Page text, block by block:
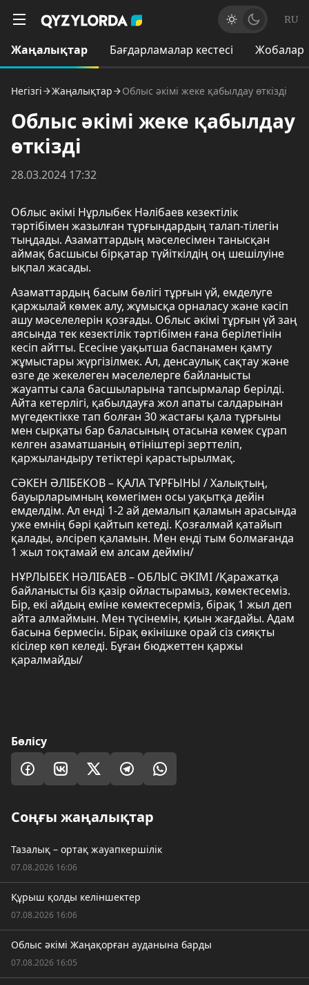
RU
Жаңалықтар Бағдарламалар кестесі Жобалар
Негізгі Жаңалықтар Облыс әкімі жеке қабылдау өткізді
Облыс әкімі жеке қабылдау
өткізді
28.03.2024 17:32
Облыс әкімі Нұрлыбек Нәлібаев кезектілік
тәртібімен жазылған тұрғындардың талап-тілегін
тыңдады. Азаматтардың мәселесімен танысқан
аймақ басшысы бірқатар түйіткілдің оң шешілуіне
ықпал жасады.
Азаматтардың басым бөлігі тұрғын үй, емделуге
қаржылай көмек алу, жұмысқа орналасу және кәсіп
ашу мәселелерін қозғады. Облыс әкімі тұрғын үй заң
аясында тек кезектілік тәртібімен ғана берілетінін
кесіп айтты. Есесіне уақытша баспанамен қамту
жұмыстары жүргізілмек. Ал, денсаулық сақтау және
өзге де жекелеген мәселелерге байланысты
жауапты сала басшыларына тапсырмалар берілді.
Айта кетерлігі, қабылдауға жол апаты салдарынан
мүгедектікке тап болған 30 жастағы қала тұрғыны
мен сырқаты бар баласының отасына көмек сұрап
келген азаматшаның өтініштері зерттеліп,
қаржыландыру тетіктері қарастырылмақ.
СӘКЕН ӘЛІБЕКОВ – ҚАЛА ТҰРҒЫНЫ / Халықтың,
бауырларымның көмегімен осы уақытқа дейін
емделдім. Ал енді 1-2 ай демалып қаламын арасында
уже емнің бәрі қайтып кетеді. Қозғалмай қатайып
қалады, әлсіреп қаламын. Мен енді тым болмағанда
1 жыл тоқтамай ем алсам деймін/
НҰРЛЫБЕК НӘЛІБАЕВ – ОБЛЫС ӘКІМІ /Қаражатқа
байланысты біз қазір ойластырамыз, көмектесеміз.
Бір, екі айдың еміне көмектесерміз, бірақ 1 жыл деп
айта алмаймын. Мен түсінемін, қиын жағдайы. Адам
басына бермесін. Бірақ өкінішке орай сіз сияқты
кісілер көп келеді. Бұған бюджеттен қаржы
қаралмайды/
Бөлісу
Соңғы жаңалықтар
Тазалық – ортақ жауапкершілік
07.08.2026 16:06
Құрыш қолды келіншектер
07.08.2026 16:06
Облыс әкімі Жаңақорған ауданына барды
07.08.2026 16:05